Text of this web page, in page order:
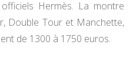
Hermès. La montre
Double Tour et Manchette,
de 1300 à 1750 euros.